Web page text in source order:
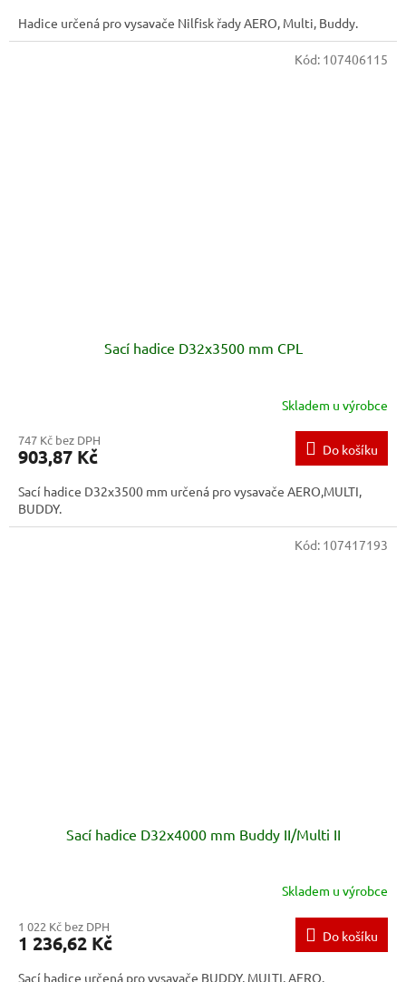
Hadice určená pro vysavače Nilfisk řady AERO, Multi, Buddy.
Sací hadice D32x3500 mm CPL
Skladem u výrobce
747 Kč bez DPH
903,87 Kč Do košíku
Sací hadice D32x3500 mm určená pro vysavače AERO,MULTI,
BUDDY.
Kód: 107406115
Sací hadice D32x4000 mm Buddy II/Multi II
Skladem u výrobce
1 022 Kč bez DPH
1 236,62 Kč Do košíku
Sací hadice určená pro vysavače BUDDY, MULTI, AERO.
Kód: 107417193